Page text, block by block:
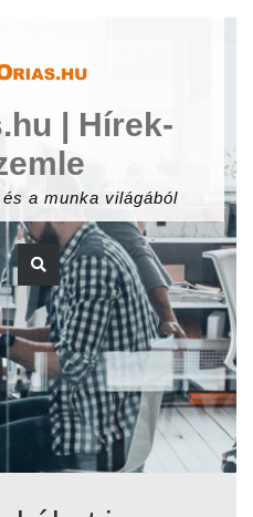
| Hírek-
a munka világából
Open